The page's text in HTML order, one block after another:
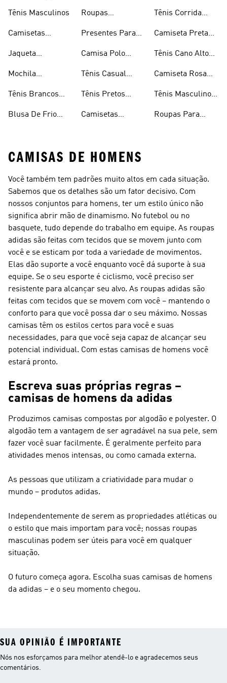
Tênis Masculinos
Camisetas
Jaqueta
Mochila
Tênis Brancos
Blusa De Frio
Roupas
Presentes Para
Camisa Polo
Tênis Casual
Tênis Pretos
Camisetas
Masculinas
Tênis Corrida
Camiseta Preta
Tênis Cano Alto
Camiseta Rosa
Tênis Masculino
Roupas Para
CAMISAS DE HOMENS
Você também tem padrões muito altos em cada situação.
Sabemos que os detalhes são um fator decisivo. Com
nossos conjuntos para homens, ter um estilo único não
significa abrir mão de dinamismo. No futebol ou no
basquete, tudo depende do trabalho em equipe. As roupas
adidas são feitas com tecidos que se movem junto com
você e se esticam por toda a variedade de movimentos.
Elas dão suporte a você enquanto você dá suporte à sua
equipe. Se o seu esporte é ciclismo, você preciso ser
resistente para alcançar seu alvo. As roupas adidas são
feitas com tecidos que se movem com você – mantendo o
conforto para que você possa dar o seu máximo. Nossas
camisas têm os estilos certos para você e suas
necessidades, para que você seja capaz de alcançar seu
potencial individual. Com estas camisas de homens você
estará pronto.
Escreva suas próprias regras –
camisas de homens da adidas
Produzimos camisas compostas por algodão e polyester. O
algodão tem a vantagem de ser agradável na sua pele, sem
fazer você suar facilmente. É geralmente perfeito para
atividades menos intensas, ou como camada externa.
As pessoas que utilizam a criatividade para mudar o
mundo – produtos adidas.
Independentemente de serem as propriedades atléticas ou
o estilo que mais importam para você; nossas roupas
masculinas podem ser úteis para você em qualquer
situação.
O futuro começa agora. Escolha suas camisas de homens
da adidas – e o seu momento chegou.
SUA OPINIÃO É IMPORTANTE
Nós nos esforçamos para melhor atendê-lo e agradecemos seus
comentários.